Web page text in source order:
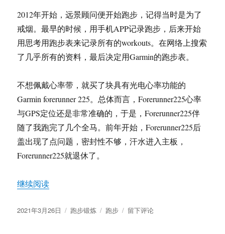
2012年开始，远景顾问便开始跑步，记得当时是为了
戒烟。最早的时候，用手机APP记录跑步，后来开始
用思考用跑步表来记录所有的workouts。在网络上搜索
了几乎所有的资料，最后决定用Garmin的跑步表。
不想佩戴心率带，就买了块具有光电心率功能的
Garmin forerunner 225。总体而言，Forerunner225心率
与GPS定位还是非常准确的，于是，Forerunner225伴
随了我跑完了几个全马。前年开始，Forerunner225后
盖出现了点问题，密封性不够，汗水进入主板，
Forerunner225就退休了。
继续阅读“伴随我一万公里的跑步表品牌”
发
2021年3月26日
分
跑步锻炼
标
跑步
于
留下评论